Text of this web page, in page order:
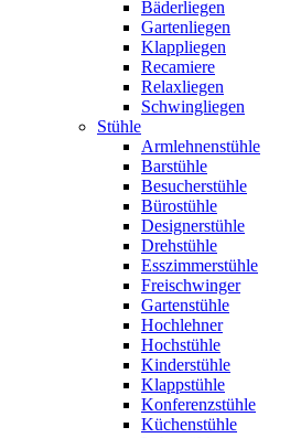
Bäderliegen
Gartenliegen
Klappliegen
Recamiere
Relaxliegen
Schwingliegen
Stühle
Armlehnenstühle
Barstühle
Besucherstühle
Bürostühle
Designerstühle
Drehstühle
Esszimmerstühle
Freischwinger
Gartenstühle
Hochlehner
Hochstühle
Kinderstühle
Klappstühle
Konferenzstühle
Küchenstühle